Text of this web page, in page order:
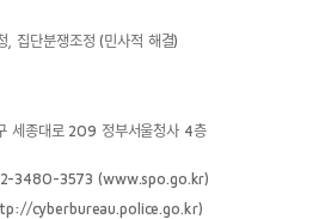
집단분쟁조정 (민사적 해결)
세종대로 209 정부서울청사 4층
3480-3573 (www.spo.go.kr)
cyberbureau.police.go.kr)